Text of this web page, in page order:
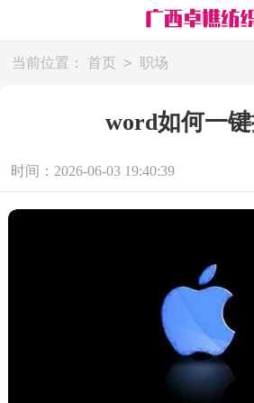
当前位置： 首页 > 职场
word如何一
时间：2026-06-03 19:40:39